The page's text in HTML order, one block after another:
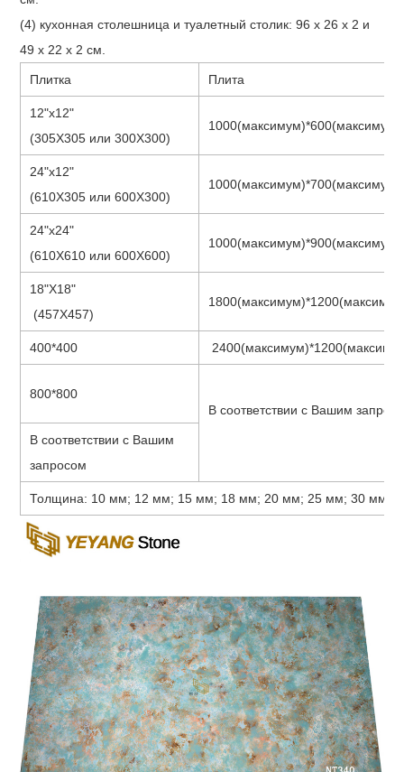
(4) кухонная столешница и туалетный столик: 96 x 26 x 2 и
49 x 22 x 2 см.
Плитка Плита
12"х12"
(305X305 или 300X300)
1000(максимум)*600(максимум)
24"х12"
(610X305 или 600X300)
1000(максимум)*700(максимум)
24"х24"
(610X610 или 600X600)
1000(максимум)*900(максимум)
18"Х18"
(457X457)
400*400
800*800
В соответствии с Вашим
В соответствии с Вашим
запросом
Толщина: 10 мм; 12 мм; 15 мм; 18 мм; 20 мм; 25 мм; 30 мм;